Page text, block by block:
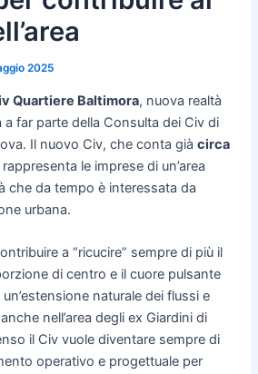
2025
Quartiere Baltimora, nuova realtà
far parte della Consulta dei Civ di
Il nuovo Civ, che conta giàcirca
rappresenta le imprese di un’area
che da tempo è interessata da
urbana.
a “ricucire” sempre di più il
di centro e il cuore pulsante
naturale dei flussi e
nell’area degli ex Giardini di
il Civ vuole diventare sempre di
operativo e progettuale per